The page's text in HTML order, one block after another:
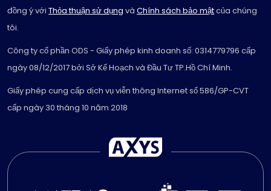
đồng ý với Thỏa thuận sử dụng và Chính sách bảo mậtcủa chúng
tôi.
Công ty cổ phần ODS - Giấy phép kinh doanh số: 0314779796 cấp
ngày 08/12/2017 bởi Sở Kế Hoạch và Đầu Tư TP.Hồ Chí Minh.
Giấy phép cung cấp dịch vụ viễn thông Internet số 586/GP-CVT
cấp ngày 30 tháng 10 năm 2018